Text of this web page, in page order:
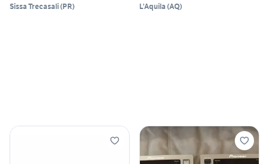
Sissa Trecasali(PR) L'Aquila (AQ)